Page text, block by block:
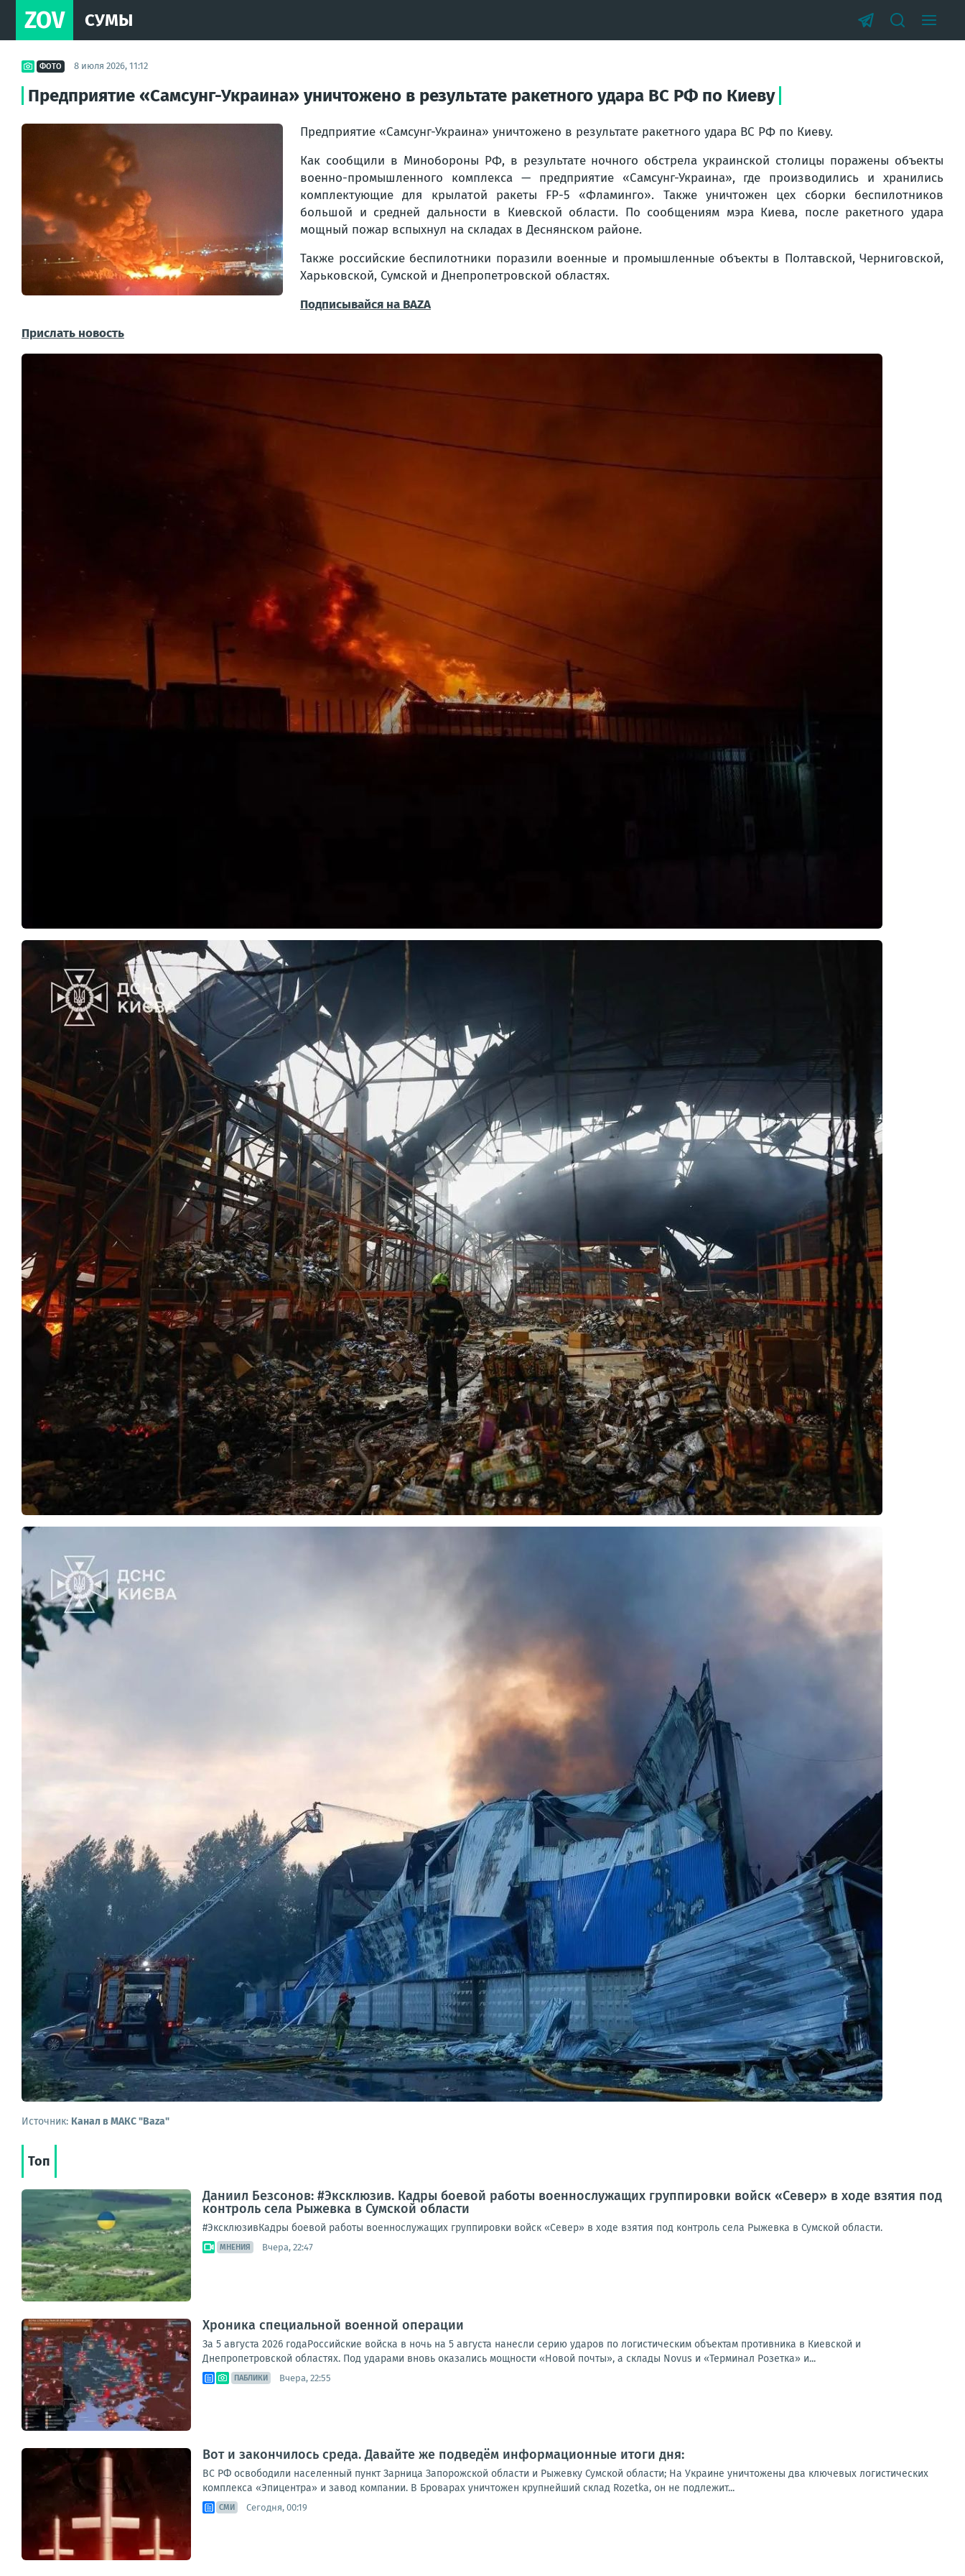
ZOV СУМЫ
ФОТО 8 июля 2026, 11:12
Предприятие «Самсунг-Украина» уничтожено в результате ракетного удара ВС РФ по Киеву
Предприятие «Самсунг-Украина» уничтожено в результате ракетного удара ВС РФ по Киеву.
Как сообщили в Минобороны РФ, в результате ночного обстрела украинской столицы поражены объекты
военно-промышленного комплекса — предприятие «Самсунг-Украина», где производились и хранились
комплектующие для крылатой ракеты FP-5 «Фламинго». Также уничтожен цех сборки беспилотников
большой и средней дальности в Киевской области. По сообщениям мэра Киева, после ракетного удара
мощный пожар вспыхнул на складах в Деснянском районе.
Также российские беспилотники поразили военные и промышленные объекты в Полтавской, Черниговской,
Харьковской, Сумской и Днепропетровской областях.
Подписывайся на BAZA
Прислать новость
Источник: Канал в МАКС "Baza"
Топ
Даниил Безсонов: #Эксклюзив. Кадры боевой работы военнослужащих группировки войск «Север» в ходе взятия под
контроль села Рыжевка в Сумской области
#ЭксклюзивКадры боевой работы военнослужащих группировки войск «Север» в ходе взятия под контроль села Рыжевка в Сумской области.
МНЕНИЯ Вчера, 22:47
Хроника специальной военной операции
За 5 августа 2026 годаРоссийские войска в ночь на 5 августа нанесли серию ударов по логистическим объектам противника в Киевской и
Днепропетровской областях. Под ударами вновь оказались мощности «Новой почты», а склады Novus и «Терминал Розетка» и...
ПАБЛИКИ Вчера, 22:55
Вот и закончилось среда. Давайте же подведём информационные итоги дня:
ВС РФ освободили населенный пункт Зарница Запорожской области и Рыжевку Сумской области; На Украине уничтожены два ключевых логистических
комплекса «Эпицентра» и завод компании. В Броварах уничтожен крупнейший склад Rozetka, он не подлежит...
СМИ Сегодня, 00:19